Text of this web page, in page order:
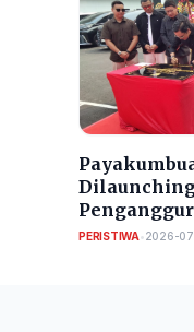
PERISTIWA•2026-